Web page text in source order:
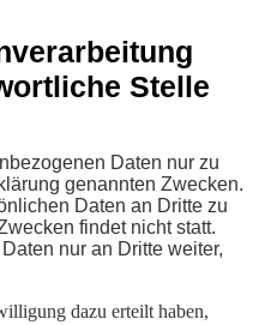
Stelle
Daten nur zu
genannten Zwecken.
Daten an Dritte zu
findet nicht statt.
nur an Dritte weiter,
dazu erteilt haben,